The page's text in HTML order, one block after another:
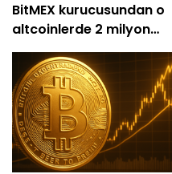
BitMEX kurucusundan o
altcoinlerde 2 milyon
dolarlık alım